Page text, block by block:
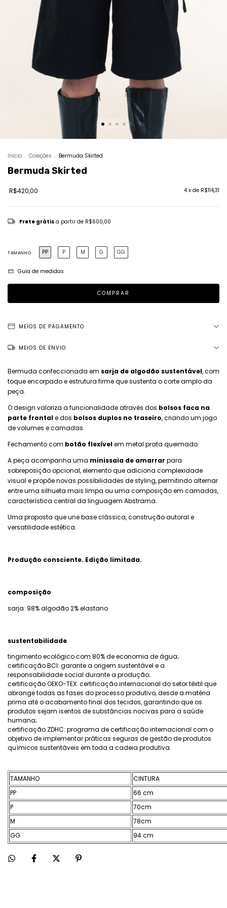
Início . Coleções . Bermuda Skirted
Bermuda Skirted
R$420,00 4 x de R$114,31
Frete grátis a partir de R$600,00
TAMANHO PP P M G GG
Guia de medidas
MEIOS DE PAGAMENTO
MEIOS DE ENVIO
Bermuda confeccionada em sarja de algodão sustentável, com
toque encorpado e estrutura firme que sustenta o corte amplo da
peça.
O design valoriza a funcionalidade através dos bolsos faca na
parte frontale dos bolsos duplos no traseiro, criando um jogo
de volumes e camadas.
Fechamento com botão flexívelem metal prata queimado.
A peça acompanha uma minissaia de amarrar para
sobreposição opcional, elemento que adiciona complexidade
visual e propõe novas possibilidades de styling, permitindo alternar
entre uma silhueta mais limpa ou uma composição em camadas,
característica central da linguagem Abstrama.
Uma proposta que une base clássica, construção autoral e
versatilidade estética.
Produção consciente. Edição limitada.
composição
sarja: 98% algodão2% elastano
sustentabilidade
tingimento ecológico com 80% de economia de água;
certificação BCI: garante a origem sustentável e a
responsabilidade social durante a produção;
certificação OEKO-TEX: certificação internacional do setor têxtil que
abrange todas as fases do processo produtivo, desde a matéria
prima até o acabamento final dos tecidos, garantindo que os
produtos sejam isentos de substâncias nocivas para a saúde
humana;
certificação ZDHC: programa de certificação internacional com o
objetivo de implementar práticas seguras de gestão de produtos
químicos sustentáveis em toda a cadeia produtiva.
TAMANHO
CINTURA
PP
66 cm
P
70cm
M
78cm
GG
94 cm